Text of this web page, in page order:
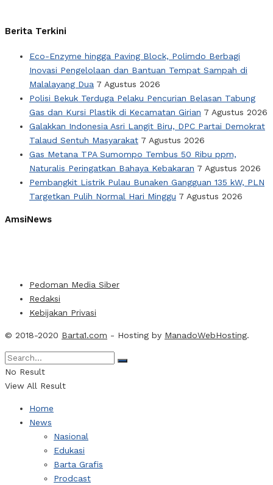
Berita Terkini
Eco-Enzyme hingga Paving Block, Polimdo Berbagi
Inovasi Pengelolaan dan Bantuan Tempat Sampah di
Malalayang Dua 7 Agustus 2026
Polisi Bekuk Terduga Pelaku Pencurian Belasan Tabung
Gas dan Kursi Plastik di Kecamatan Girian 7 Agustus 2026
Galakkan Indonesia Asri Langit Biru, DPC Partai Demokrat
Talaud Sentuh Masyarakat 7 Agustus 2026
Gas Metana TPA Sumompo Tembus 50 Ribu ppm,
Naturalis Peringatkan Bahaya Kebakaran 7 Agustus 2026
Pembangkit Listrik Pulau Bunaken Gangguan 135 kW, PLN
Targetkan Pulih Normal Hari Minggu 7 Agustus 2026
AmsiNews
Pedoman Media Siber
Redaksi
Kebijakan Privasi
© 2018-2020 Barta1.com - Hosting by ManadoWebHosting.
No Result
View All Result
Home
News
Nasional
Edukasi
Barta Grafis
Prodcast